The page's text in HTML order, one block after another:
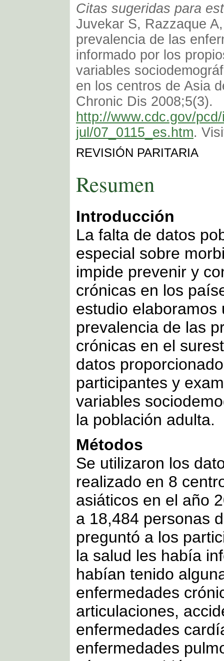
Citas sugeridas para
Juvekar S, Razzaque
prevalencia de las
informado por los
variables
en los centros de Asia
Chronic Dis 2008;5(3).
http://www.cdc.gov/
jul/07_0115_es.htm.
REVISIÓN PARITARIA
Resumen
Introducción
La falta de datos
especial sobre
impide prevenir y
crónicas en los
estudio elaboramos
prevalencia de las
crónicas en el
datos
participantes y
variables
la población adulta.
Métodos
Se utilizaron los
realizado en 8
asiáticos en el año
a 18,484 personas
preguntó a los
la salud les había
habían tenido
enfermedades
articulaciones,
enfermedades
enfermedades